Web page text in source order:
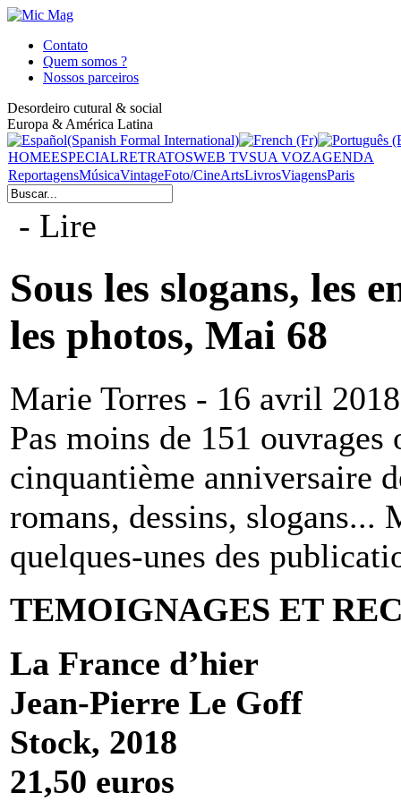
Contato
Quem somos ?
Nossos parceiros
Desordeiro cutural & social
Europa & América Latina
HOMEESPECIALRETRATOSWEB TVSUA VOZAGENDA
ReportagensMúsicaVintageFoto/CineArtsLivrosViagensParis
- Lire
Sous les slogans, les
les photos, Mai 68
Marie Torres - 16 avril 2018
Pas moins de 151
cinquantième anniversaire
romans, dessins, slogans...
quelques-unes des
TEMOIGNAGES ET
La France d’hier
Jean-Pierre Le Goff
Stock, 2018
21,50 euros